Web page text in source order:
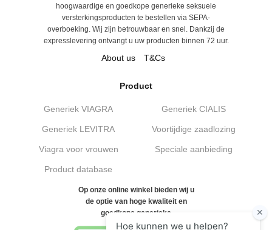
hoogwaardige en goedkope generieke seksuele
versterkingsproducten te bestellen via SEPA-
overboeking. Wij zijn betrouwbaar en snel. Dankzij de
expresslevering ontvangt u uw producten binnen 72 uur.
About us T&Cs
Product
Generiek VIAGRA Generiek CIALIS
Generiek LEVITRA Voortijdige zaadlozing
Viagra voor vrouwen Speciale aanbieding
Product database
Op onze online winkel bieden wij u
de optie van hoge kwaliteit en
goedkope generieke